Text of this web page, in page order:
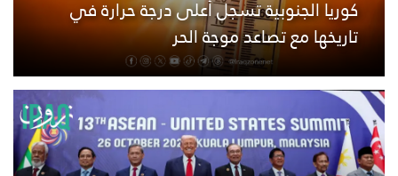
كوريا الجنوبية تسجل أعلى درجة حرارة في
تاريخها مع تصاعد موجة الحر